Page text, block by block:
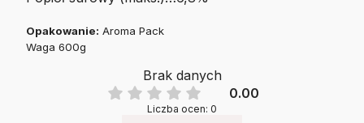
Opakowanie: Aroma Pack
Waga 600g
Brak danych
0.00
Liczba ocen: 0